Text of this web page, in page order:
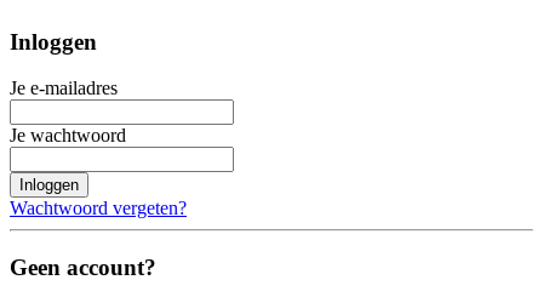
Inloggen
Je e-mailadres
Je wachtwoord
Inloggen
Wachtwoord vergeten?
Geen account?